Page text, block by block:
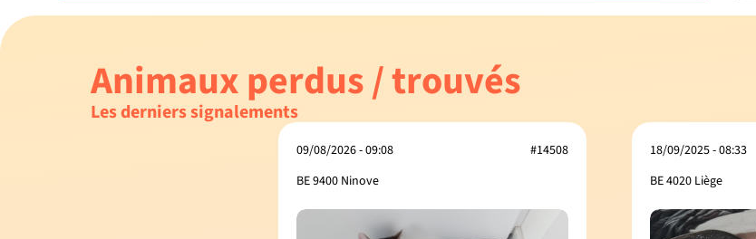
Animaux perdus / trouvés
Les derniers signalements
09/08/2026 - 09:08
BE 9400 Ninove
#14508
18/09/2025 - 08:33
BE 4020 Liège